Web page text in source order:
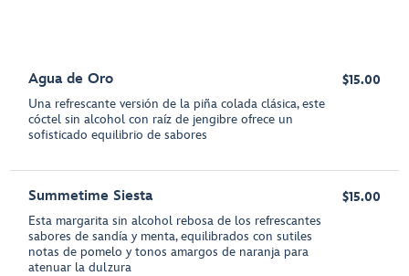
Agua de Oro
Una refrescante versión de la piña colada clásica, este
cóctel sin alcohol con raíz de jengibre ofrece un
sofisticado equilibrio de sabores
$15.00
Summetime Siesta
Esta margarita sin alcohol rebosa de los refrescantes
sabores de sandía y menta, equilibrados con sutiles
notas de pomelo y tonos amargos de naranja para
atenuar la dulzura
$15.00